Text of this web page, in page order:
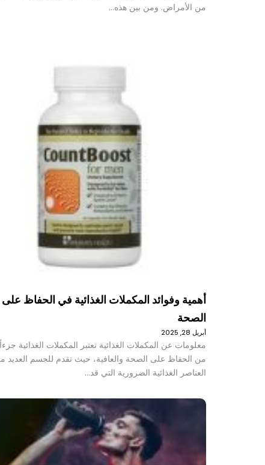
من الأمراض. ومن بين هذه…
أهمية وفوائد المكملات الغذائية في الحفاظ على
الصحة
أبريل 28, 2025
معلومات عن المكملات الغذائية تعتبر المكملات الغذائية
من الحفاظ على الصحة والعافية، حيث تقدم للجسم العديد
العناصر الغذائية الضرورية التي قد…